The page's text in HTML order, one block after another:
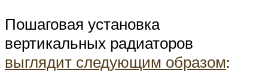
Пошаговая установка
вертикальных радиаторов
выглядит следующим образом: